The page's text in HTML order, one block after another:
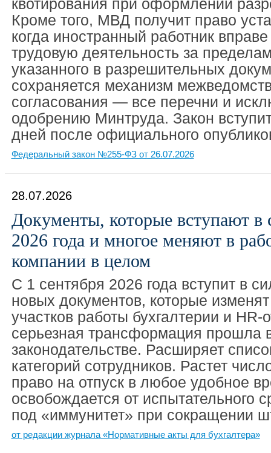
квотирования при оформлении
Кроме того, МВД получит право
когда иностранный работник
трудовую деятельность за
указанного в разрешительных
сохраняется механизм
согласования — все перечни и
одобрению Минтруда. Закон
дней после официального
Федеральный закон №255-ФЗ от 26.07.2026
28.07.2026
Документы, которые вступают в
2026 года и многое меняют в
компании в целом
С 1 сентября 2026 года вступит в
новых документов, которые
участков работы бухгалтерии и
серьезная трансформация прошла
законодательстве. Расширяет
категорий сотрудников. Растет
право на отпуск в любое удобное
освобождается от испытательного
под «иммунитет» при сокращении
от редакции журнала «Нормативные акты для бухгалтера»